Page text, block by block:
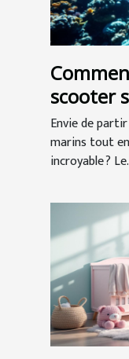
scooter
Envie de
marins tout
incroyable ?